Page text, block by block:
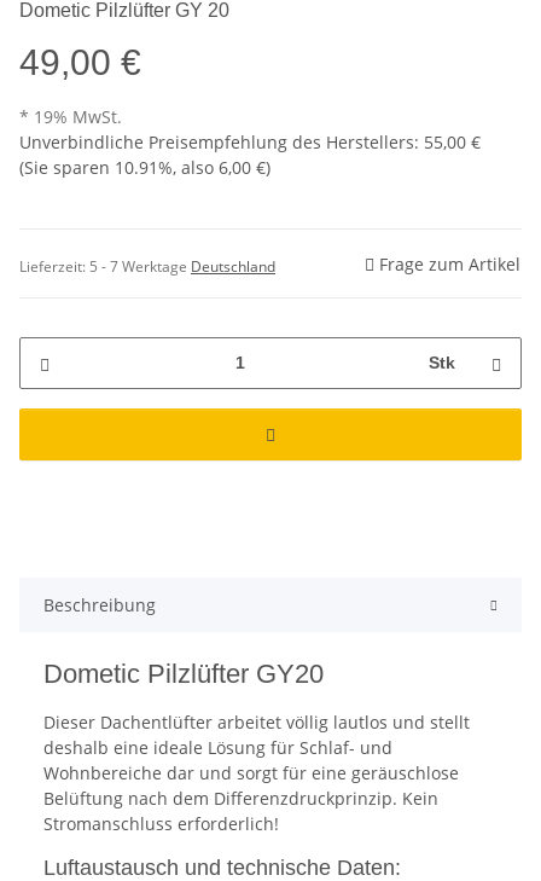
Dometic Pilzlüfter GY 20
49,00 €
* 19% MwSt.
Unverbindliche Preisempfehlung des Herstellers: 55,00 €
(Sie sparen 10.91%, also 6,00 €)
Lieferzeit: 5 - 7 Werktage Deutschland Frage zum Artikel
Stk
Beschreibung
Dometic Pilzlüfter GY20
Dieser Dachentlüfter arbeitet völlig lautlos und stellt
deshalb eine ideale Lösung für Schlaf- und
Wohnbereiche dar und sorgt für eine geräuschlose
Belüftung nach dem Differenzdruckprinzip. Kein
Stromanschluss erforderlich!
Luftaustausch und technische Daten: